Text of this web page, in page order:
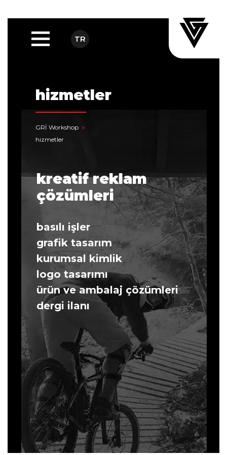
TR
hizmetler
GRİ Workshop
hizmetler
kreatif reklam
çözümleri
basılı işler
grafik tasarım
kurumsal kimlik
logo tasarımı
ürün ve ambalaj çözümleri
dergi ilanı